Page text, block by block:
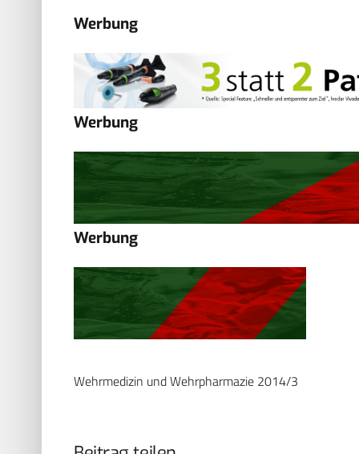
Werbung
Werbung
Werbung
Wehrmedizin und Wehrpharmazie 2014/3